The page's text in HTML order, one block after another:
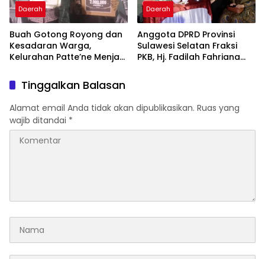
Daerah
Buah Gotong Royong dan
Kesadaran Warga,
Kelurahan Patte’ne Menjadi
2026
Daerah
Anggota DPRD Provinsi
Sulawesi Selatan Fraksi
PKB, Hj. Fadilah Fahriana
Melalui Malam Apresiasi
dan Inovasi Award 2026
Tinggalkan Balasan
Alamat email Anda tidak akan dipublikasikan. Ruas yang
wajib ditandai *